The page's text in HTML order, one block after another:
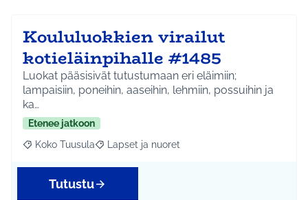
Koululuokkien virailut
kotieläinpihalle #1485
Luokat pääsisivät tutustumaan eri eläimiin;
lampaisiin, poneihin, aaseihin, lehmiin, possuihin ja
ka…
Etenee jatkoon
Rajaa tulokset aihepiirin mukaan: Koko Tuusula
Koko Tuusula Rajaa tulokset teeman mukaan: Lapset ja
Lapset ja nuoret
Tutustu